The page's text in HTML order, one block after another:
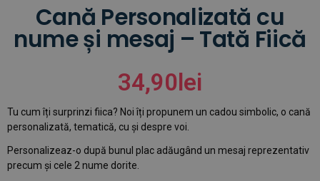
Cană Personalizată cu
nume și mesaj – Tată Fiică
34,90lei
Tu cum îți surprinzi fiica? Noi îți propunem un cadou simbolic, o cană
personalizată, tematică, cu și despre voi.
Personalizeaz-o după bunul plac adăugând un mesaj reprezentativ
precum și cele 2 nume dorite.